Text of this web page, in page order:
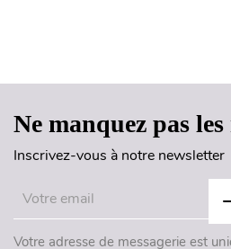
Ne manquez pas
Inscrivez-vous à notre newsletter
Votre adresse de messagerie est